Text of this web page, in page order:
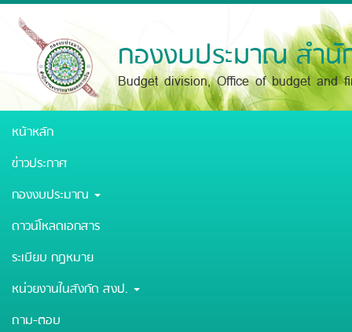
Skip
กองงบประมาณ สำนั
Budget division, Office of budget and
หน้าหลัก
ข่าวประกาศ
กองงบประมาณ
ดาวน์โหลดเอกสาร
ระเบียบ กฎหมาย
หน่วยงานในสังกัด สงป.
ถาม-ตอบ